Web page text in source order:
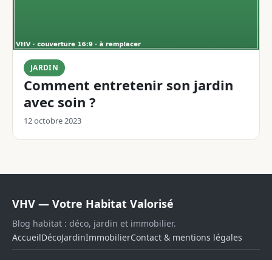
JARDIN
Comment entretenir son jardin
avec soin ?
12 octobre 2023
VHV — Votre Habitat Valorisé
Blog habitat : déco, jardin et immobilier.
AccueilDécoJardinImmobilierContact & mentions légales